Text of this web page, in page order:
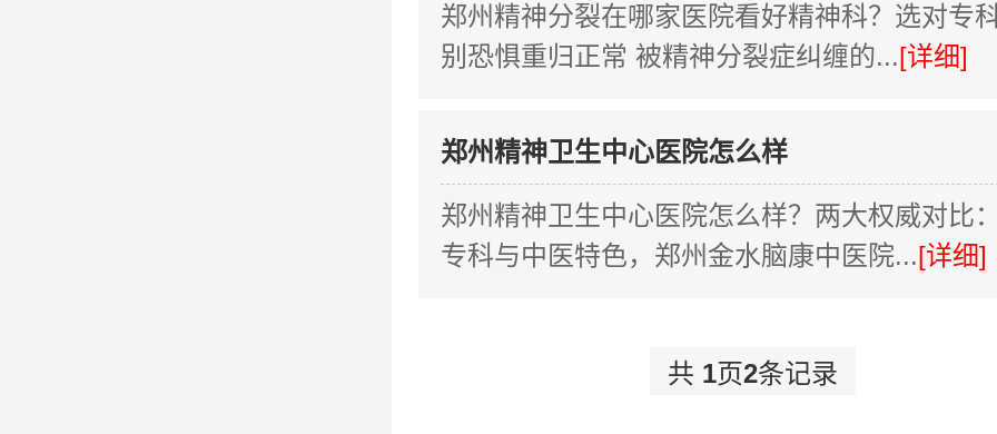
郑州精神分裂在哪家医院看好精神科？选对专
别恐惧重归正常 被精神分裂症纠缠的...[详细]
郑州精神卫生中心医院怎么样
郑州精神卫生中心医院怎么样？两大权威对比
专科与中医特色，郑州金水脑康中医院...[详细]
共 1页2条记录